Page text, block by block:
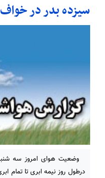
سیزده بدر در خواف
درطول روز نیمه ابری تا تمام